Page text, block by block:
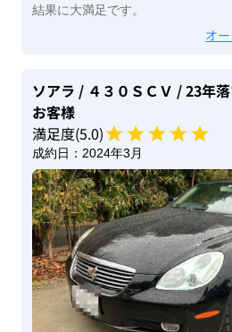
結果に大満足です。
オ
ソアラ / ４３０ＳＣＶ / 23年
お客様
満足度(5.0)
成約日： 2024年3月